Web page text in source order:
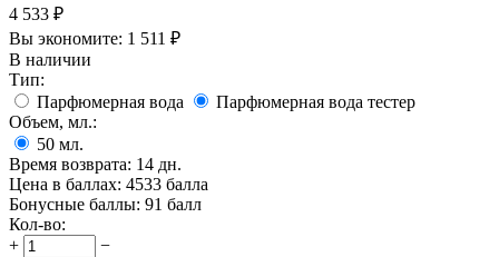
4 533 ₽
Вы экономите: 1 511 ₽
В наличии
Тип:
Парфюмерная вода
Парфюмерная вода тестер
Объем, мл.:
50 мл.
Время возврата: 14 дн.
Цена в баллах: 4533 балла
Бонусные баллы: 91 балл
Кол-во:
+
−